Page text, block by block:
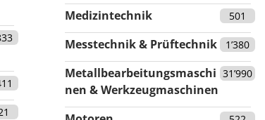
Medizintechnik 501
Messtechnik & Prüftechnik 1’380
Metallbearbeitungsmaschi
nen & Werkzeugmaschinen
31’990